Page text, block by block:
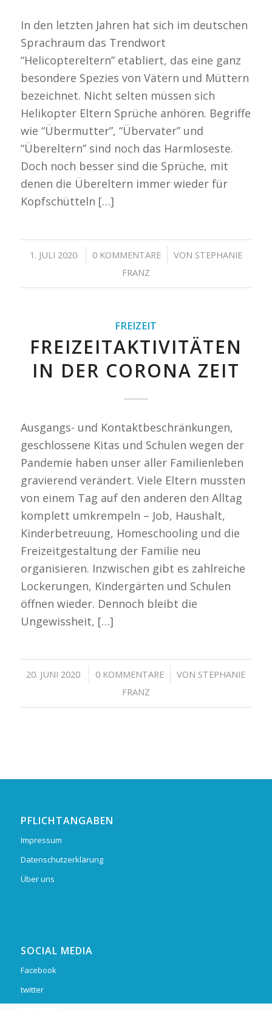
In den letzten Jahren hat sich im deutschen
Sprachraum das Trendwort
“Helicoptereltern” etabliert, das eine ganz
besondere Spezies von Vätern und Müttern
bezeichnet. Nicht selten müssen sich
Helikopter Eltern Sprüche anhören. Begriffe
wie “Übermutter”, “Übervater” und
“Übereltern” sind noch das Harmloseste.
Doch noch besser sind die Sprüche, mit
denen die Übereltern immer wieder für
Kopfschütteln […]
1. JULI 2020
/ 0 KOMMENTARE
/ VON STEPHANIE
FRANZ
FREIZEIT
FREIZEITAKTIVITÄTEN
IN DER CORONA ZEIT
Ausgangs- und Kontaktbeschränkungen,
geschlossene Kitas und Schulen wegen der
Pandemie haben unser aller Familienleben
gravierend verändert. Viele Eltern mussten
von einem Tag auf den anderen den Alltag
komplett umkrempeln – Job, Haushalt,
Kinderbetreuung, Homeschooling und die
Freizeitgestaltung der Familie neu
organisieren. Inzwischen gibt es zahlreiche
Lockerungen, Kindergärten und Schulen
öffnen wieder. Dennoch bleibt die
Ungewissheit, […]
20. JUNI 2020
/ 0 KOMMENTARE
/ VON STEPHANIE
FRANZ
PFLICHTANGABEN
Impressum
Datenschutzerklärung
Über uns
SOCIAL MEDIA
Facebook
twitter